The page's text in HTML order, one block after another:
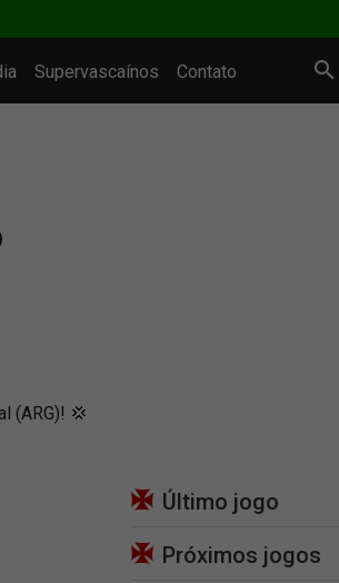
Supervascaínos Contato
(ARG)! 💢
Último jogo
Próximos jogos